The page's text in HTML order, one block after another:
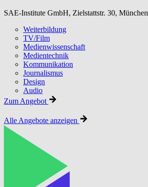
SAE-Institute GmbH, Zielstattstr. 30, München
Weiterbildung
TV/Film
Medienwissenschaft
Medientechnik
Kommunikation
Journalismus
Design
Audio
Zum Angebot
Alle Angebote anzeigen